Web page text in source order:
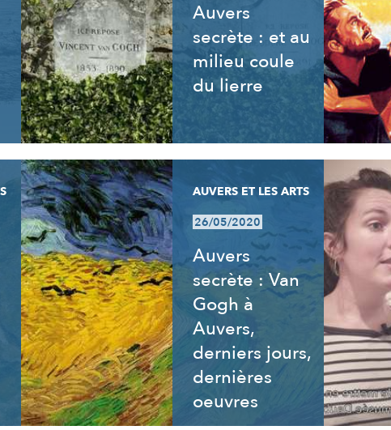
Auvers
secrète : et au
milieu coule
du lierre
AUVERS ET LES ARTS
26/05/2020
Auvers
secrète : Van
Gogh à
Auvers,
derniers jours,
dernières
oeuvres